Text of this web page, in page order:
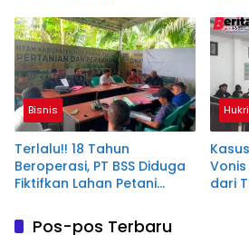
Terdakwa Dituntut 2,5
Tahun Penjara
Bisnis
Terlalu!! 18 Tahun
Beroperasi, PT BSS Diduga
Fiktifkan Lahan Petani
Vonis
dari
Pos-pos Terbaru